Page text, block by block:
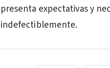
presenta expectativas y
indefectiblemente.